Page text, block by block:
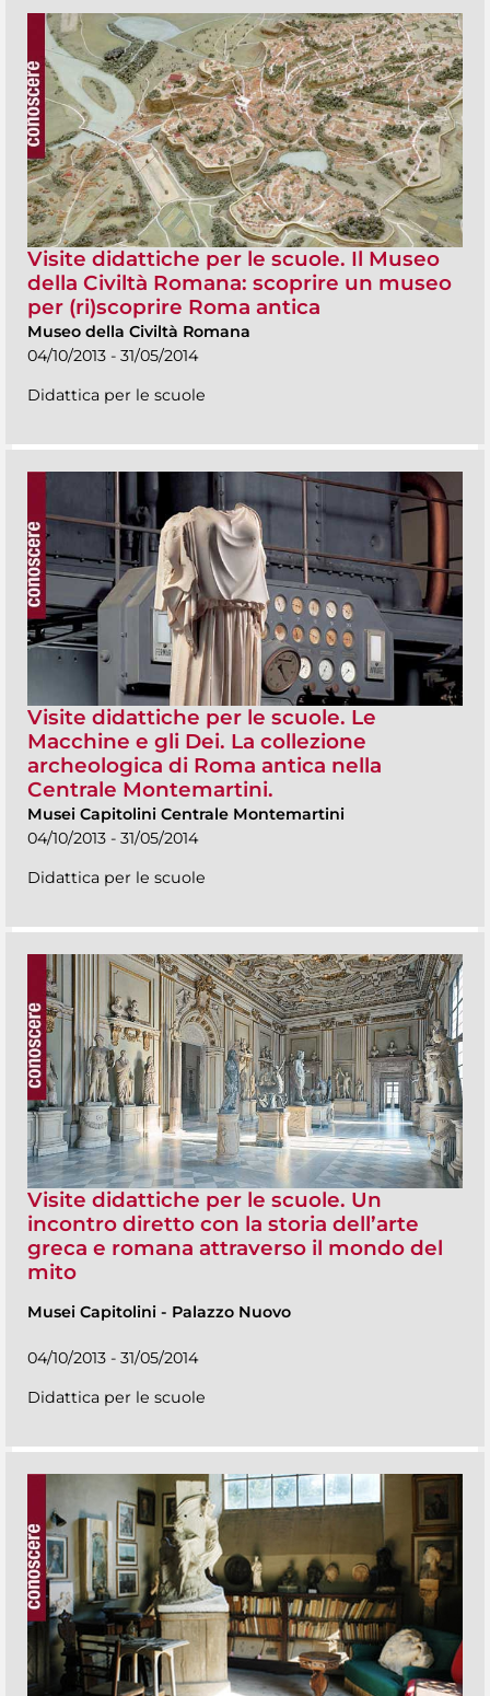
Visite didattiche per le scuole. Il Museo
della Civiltà Romana: scoprire un museo
per (ri)scoprire Roma antica
Museo della Civiltà Romana
04/10/2013 - 31/05/2014
Didattica per le scuole
Visite didattiche per le scuole. Le
Macchine e gli Dei. La collezione
archeologica di Roma antica nella
Centrale Montemartini.
Musei Capitolini Centrale Montemartini
04/10/2013 - 31/05/2014
Didattica per le scuole
Visite didattiche per le scuole. Un
incontro diretto con la storia dell’arte
greca e romana attraverso il mondo del
mito
Musei Capitolini - Palazzo Nuovo
04/10/2013 - 31/05/2014
Didattica per le scuole